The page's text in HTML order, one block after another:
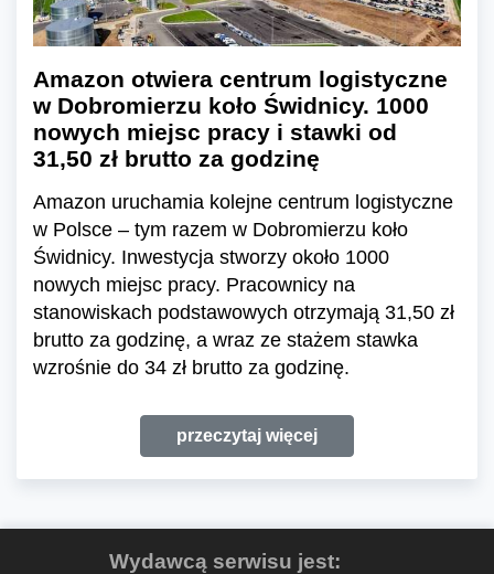
Amazon otwiera centrum logistyczne
w Dobromierzu koło Świdnicy. 1000
nowych miejsc pracy i stawki od
31,50 zł brutto za godzinę
Amazon uruchamia kolejne centrum logistyczne
w Polsce – tym razem w Dobromierzu koło
Świdnicy. Inwestycja stworzy około 1000
nowych miejsc pracy. Pracownicy na
stanowiskach podstawowych otrzymają 31,50 zł
brutto za godzinę, a wraz ze stażem stawka
wzrośnie do 34 zł brutto za godzinę.
przeczytaj więcej
Wydawcą serwisu jest: